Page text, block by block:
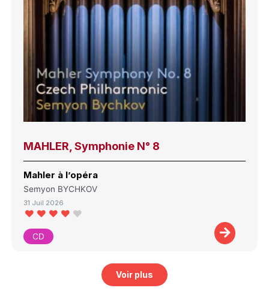
MAHLER, Symphonie N° 8
Mahler à l’opéra
Semyon BYCHKOV
31 Juil 2026
CD
Voir plus